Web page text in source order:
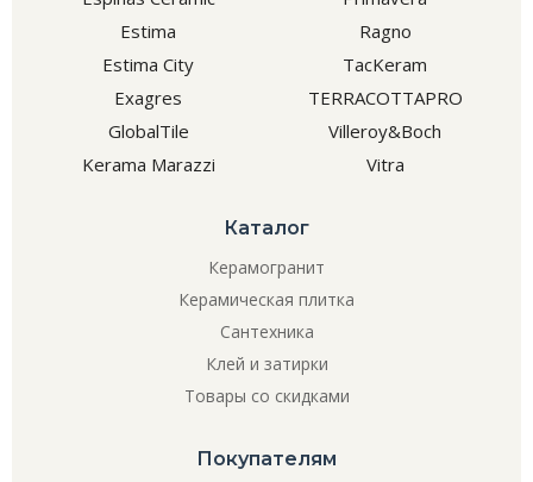
Estima
Estima City
Exagres
GlobalTile
Kerama Marazzi
Ragno
TacKeram
TERRACOTTAPRO
Villeroy&Boch
Vitra
Каталог
Керамогранит
Керамическая плитка
Сантехника
Клей и затирки
Товары со скидками
Покупателям